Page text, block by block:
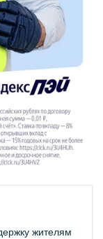
жителям